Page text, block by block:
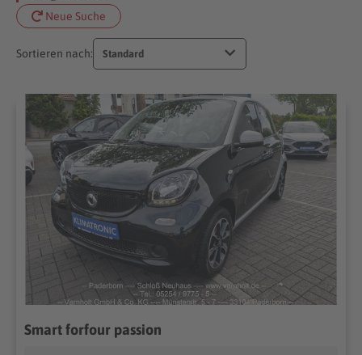
Neue Suche
Sortieren nach: Standard
Smart forfour passion